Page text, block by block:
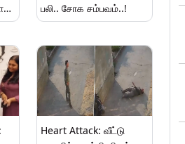
பலி.. சோக சம்பவம்..!
Heart Attack: வீட்டு